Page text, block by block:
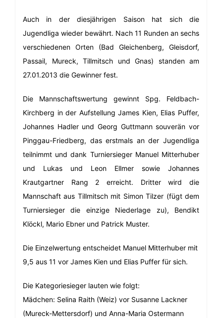
Auch in der diesjährigen Saison hat sich die
Jugendliga wieder bewährt. Nach 11 Runden an sechs
verschiedenen Orten (Bad Gleichenberg, Gleisdorf,
Passail, Mureck, Tillmitsch und Gnas) standen am
27.01.2013 die Gewinner fest.
Die Mannschaftswertung gewinnt Spg. Feldbach-
Kirchberg in der Aufstellung James Kien, Elias Puffer,
Johannes Hadler und Georg Guttmann souverän vor
Pinggau-Friedberg, das erstmals an der Jugendliga
teilnimmt und dank Turniersieger Manuel Mitterhuber
und Lukas und Leon Ellmer sowie Johannes
Krautgartner Rang 2 erreicht. Dritter wird die
Mannschaft aus Tillmitsch mit Simon Tilzer (fügt dem
Turniersieger die einzige Niederlage zu), Bendikt
Klöckl, Mario Ebner und Patrick Muster.
Die Einzelwertung entscheidet Manuel Mitterhuber mit
9,5 aus 11 vor James Kien und Elias Puffer für sich.
Die Kategoriesieger lauten wie folgt:
Mädchen: Selina Raith (Weiz) vor Susanne Lackner
(Mureck-Mettersdorf) und Anna-Maria Ostermann